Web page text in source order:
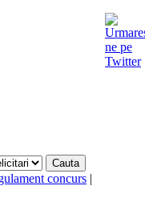
concurs |